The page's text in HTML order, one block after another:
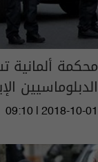
محكمة ألمانية
الدبلوماسيين
09:10 | 2018-10-01